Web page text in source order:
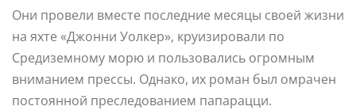
Они провели вместе последние месяцы своей жизни
на яхте «Джонни Уолкер», круизировали по
Средиземному морю и пользовались огромным
вниманием прессы. Однако, их роман был омрачен
постоянной преследованием папарацци.